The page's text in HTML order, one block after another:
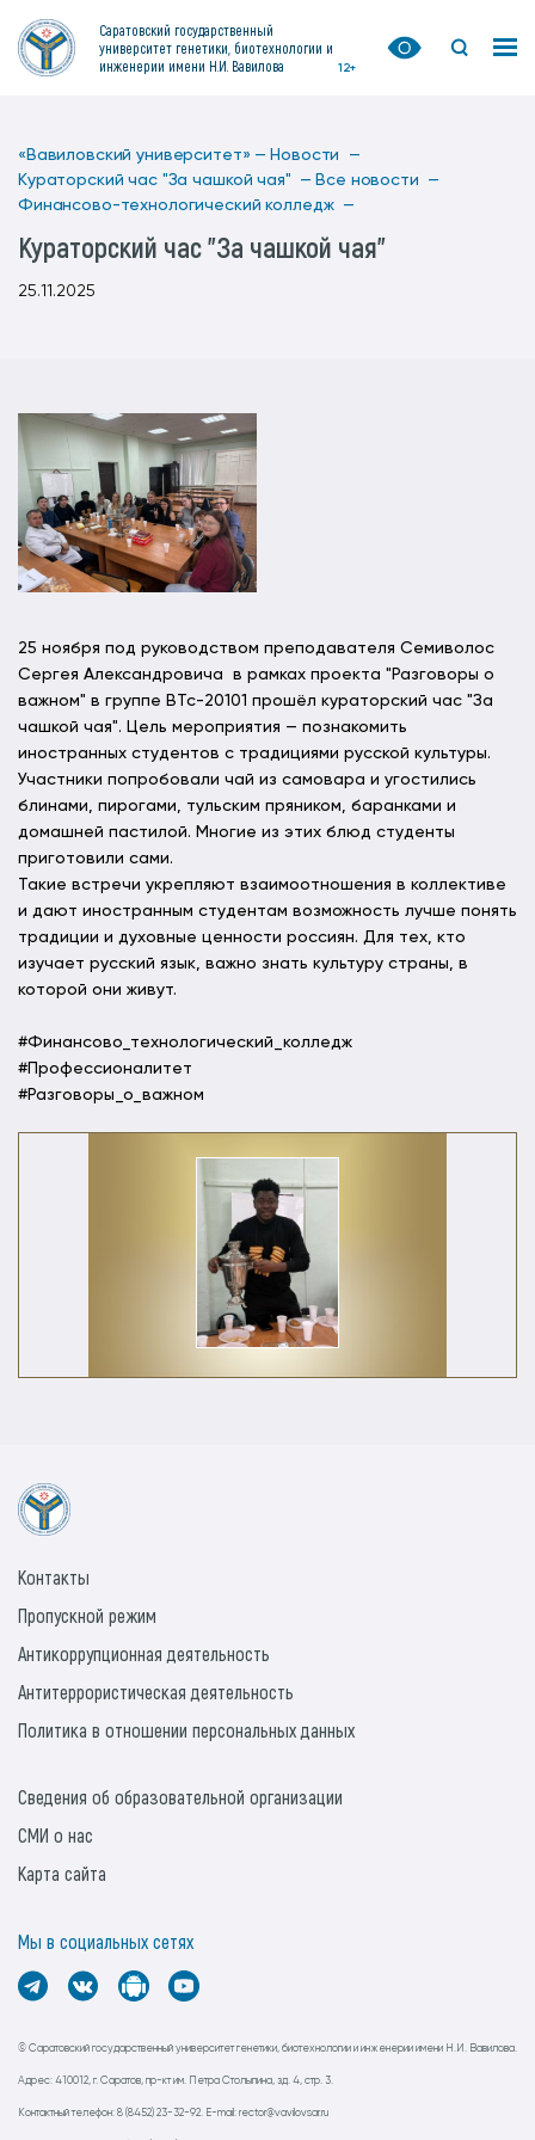
Саратовский государственный
университет генетики, биотехнологии и
инженерии имени Н.И. Вавилова
12+
«Вавиловский университет» — Новости —
Кураторский час "За чашкой чая" — Все новости —
Финансово-технологический колледж —
Кураторский час "За чашкой чая"
25.11.2025
25 ноября под руководством преподавателя Семиволос
Сергея Александровича в рамках проекта "Разговоры о
важном" в группе ВТс-20101 прошёл кураторский час "За
чашкой чая". Цель мероприятия — познакомить
иностранных студентов с традициями русской культуры.
Участники попробовали чай из самовара и угостились
блинами, пирогами, тульским пряником, баранками и
домашней пастилой. Многие из этих блюд студенты
приготовили сами.
Такие встречи укрепляют взаимоотношения в коллективе
и дают иностранным студентам возможность лучше понять
традиции и духовные ценности россиян. Для тех, кто
изучает русский язык, важно знать культуру страны, в
которой они живут.
#Финансово_технологический_колледж
#Профессионалитет
#Разговоры_о_важном
© Саратовский государственный университет генетики, биотехнологии и инженерии имени Н.И. Вавилова.
Адрес: 410012, г. Саратов, пр-кт им. Петра Столыпина, зд. 4, стр. 3.
Контактный телефон: 8 (8452) 23-32-92. E-mail: rector@vavilovsar.ru
Контакты
Пропускной режим
Антикоррупционная деятельность
Антитеррористическая деятельность
Политика в отношении персональных данных
Сведения об образовательной организации
СМИ о нас
Карта сайта
Мы в социальных сетях